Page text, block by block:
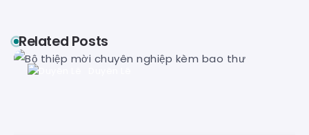
Related Posts